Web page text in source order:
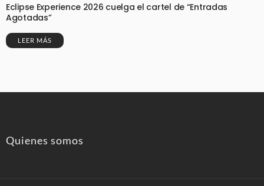
Eclipse Experience 2026 cuelga el cartel de “Entradas
Agotadas”
LEER MÁS
Quienes somos